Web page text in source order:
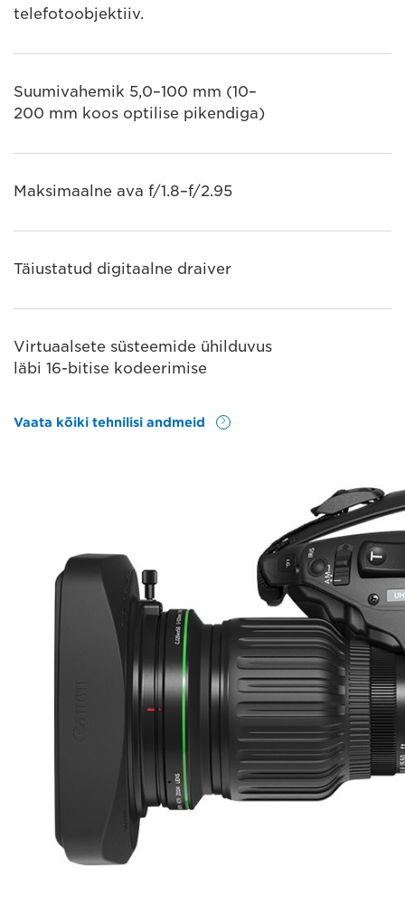
telefotoobjektiiv.
Suumivahemik 5,0–100 mm (10–
200 mm koos optilise pikendiga)
Maksimaalne ava f/1.8–f/2.95
Täiustatud digitaalne draiver
Virtuaalsete süsteemide ühilduvus
läbi 16-bitise kodeerimise
Vaata kõiki tehnilisi andmeid